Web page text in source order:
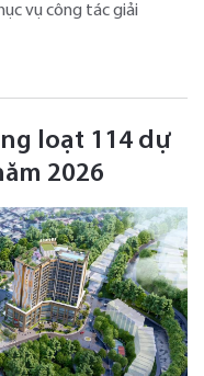
vụ công tác giải
loạt 114 dự
2026